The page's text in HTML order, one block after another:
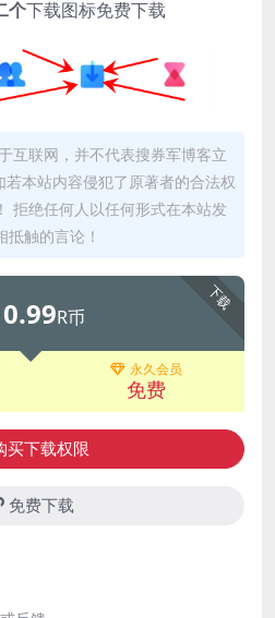
个下载图标免费下载
互联网，并不代表搜券军博客立
本站内容侵犯了原著者的合法权
拒绝任何人以任何形式在本站发
触的言论！
下载
0.99R币
永久会员
免费
买下载权限
免费下载